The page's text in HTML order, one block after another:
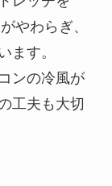
やわらぎ、
ます。
ンの冷風が
工夫も大切